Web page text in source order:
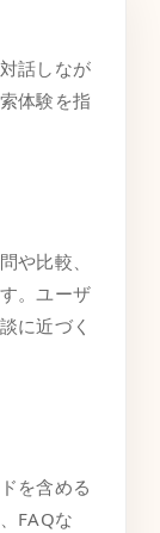
話しなが
体験を指
や比較、
。ユーザ
に近づく
を含める
FAQな